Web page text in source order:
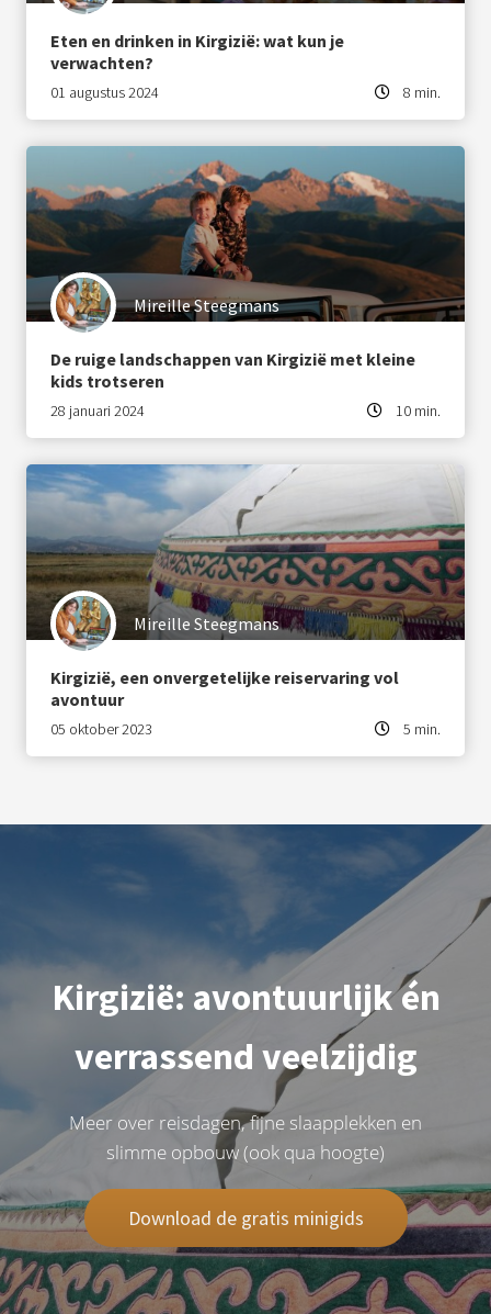
Eten en drinken in Kirgizië: wat kun je
verwachten?
01 augustus 2024 8 min.
Mireille Steegmans
De ruige landschappen van Kirgizië met kleine
kids trotseren
28 januari 2024 10 min.
Mireille Steegmans
Kirgizië, een onvergetelijke reiservaring vol
avontuur
05 oktober 2023 5 min.
Kirgizië: avontuurlijk én
verrassend veelzijdig
Meer over reisdagen, fijne slaapplekken en
slimme opbouw (ook qua hoogte)
Download de gratis minigids